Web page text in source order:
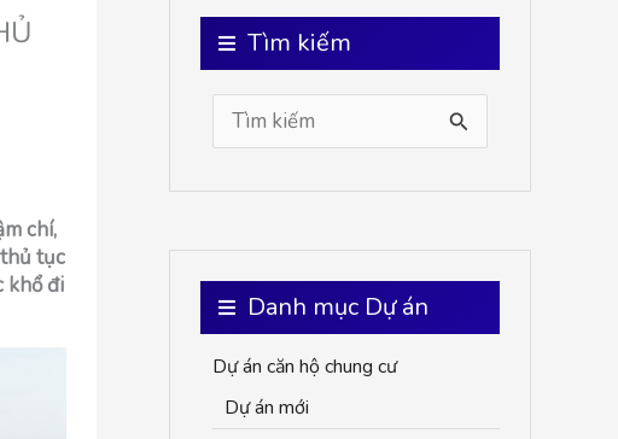
chí,
tục
khổ đi
Tìm kiếm
r
c
h
f
Danh mục Dự án
Dự án căn hộ chung cư
Dự án mới